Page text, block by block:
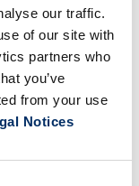
our traffic.
of our site with
partners who
you’ve
from your use
Notices
zum
im